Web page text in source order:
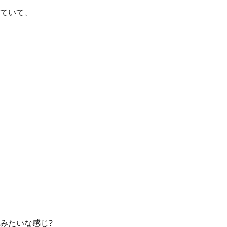
いて、
たいな感じ?